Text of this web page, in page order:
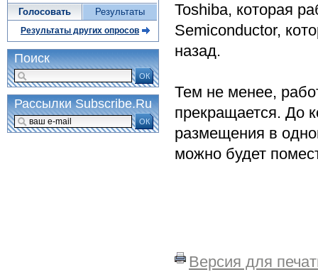
Toshiba, которая
Semiconductor,
назад.
Тем не менее,
прекращается. До
размещения в
можно будет
Версия для
Голосовать Результаты
Результаты других опросов
Поиск
ОК
Рассылки Subscribe.Ru
ОК